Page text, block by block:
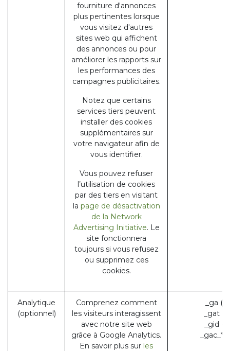
fourniture d'annonces
plus pertinentes lorsque
vous visitez d'autres
sites web qui affichent
des annonces ou pour
améliorer les rapports sur
les performances des
campagnes publicitaires.
Notez que certains
services tiers peuvent
installer des cookies
supplémentaires sur
votre navigateur afin de
vous identifier.
Vous pouvez refuser
l’utilisation de cookies
par des tiers en visitant
la page de désactivation
de la Network
Advertising Initiative. Le
site fonctionnera
toujours si vous refusez
ou supprimez ces
cookies.
Analytique
(optionnel)
Comprenez comment
les visiteurs interagissent
avec notre site web
grâce à Google Analytics.
En savoir plus sur les
_ga
_gat
_gid
_gac_*